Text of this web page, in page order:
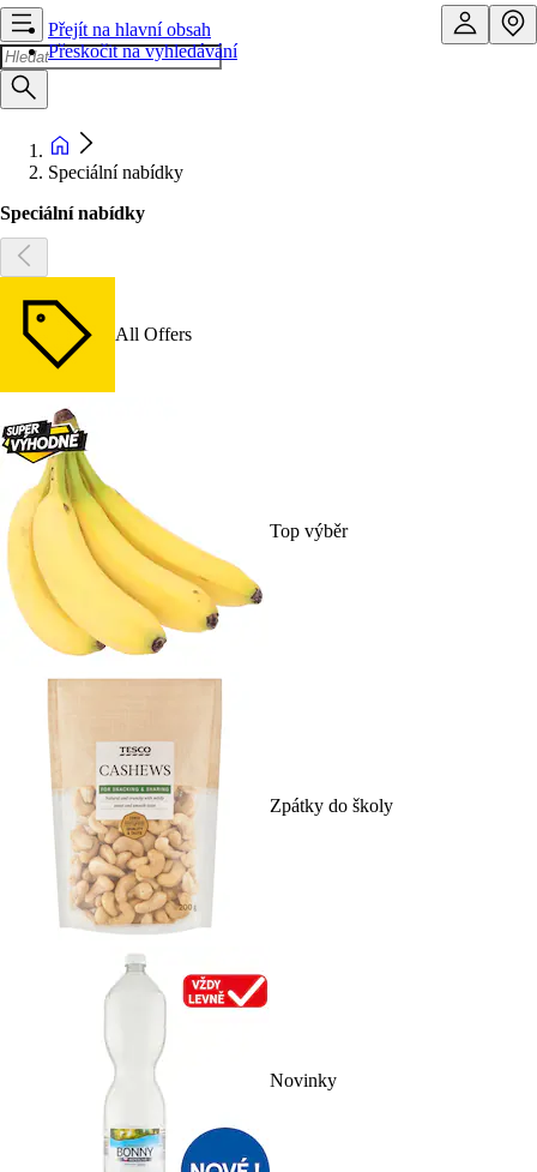
Přejít na hlavní obsah
Přeskočit na vyhledávání
Speciální nabídky
Speciální nabídky
All Offers
Top výběr
Zpátky do školy
Novinky